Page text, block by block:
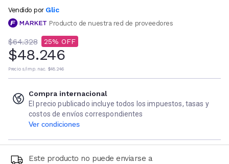
Vendido por Glic
Producto de nuestra red de proveedores
$64.328 25
$48.246
Precio s/imp. nac. $48.246
Compra internacional
El precio publicado incluye todos los impuestos, tasas y
costos de envíos correspondientes
Ver condiciones
Este producto no puede enviarse a